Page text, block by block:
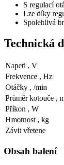
S regulací
Lze díky
Spolehlivá
Technická
Napeti , V
Frekvence , Hz
Otáčky , /min
Průměr kotouče ,
Příkon , W
Hmotnost , kg
Závit vřetene
Obsah balení